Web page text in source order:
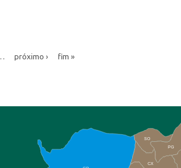
próximo › fim »
CX
PG
SO